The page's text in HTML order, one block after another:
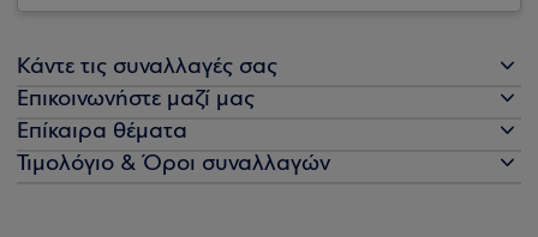
Κάντε τις συναλλαγές σας
Επικοινωνήστε μαζί μας
Επίκαιρα θέματα
Τιμολόγιο & Όροι συναλλαγών